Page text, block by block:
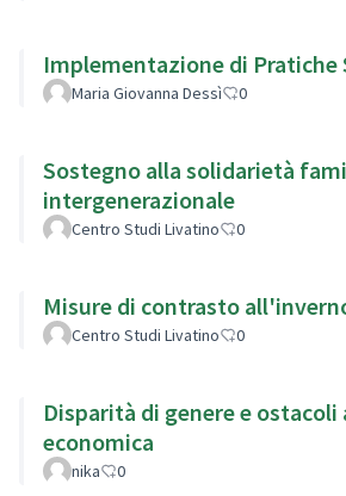
Implementazione di Pratiche
Maria Giovanna Dessì 0
Sostegno alla solidarietà
intergenerazionale
Centro Studi Livatino 0
Misure di contrasto
Centro Studi Livatino 0
Disparità di genere e ostacoli
economica
nika 0